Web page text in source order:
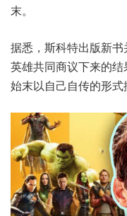
末。
据悉，斯科特出版新
英雄共同商议下来的
始末以自己自传的形式